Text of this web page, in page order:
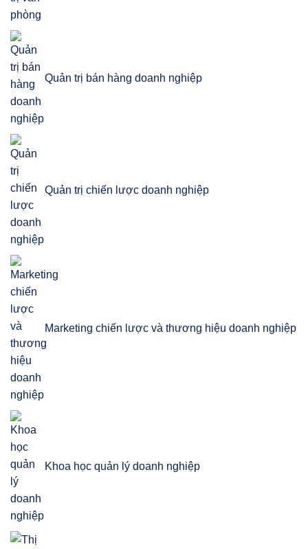
Quản trị bán hàng doanh nghiệp
Quản trị chiến lược doanh nghiệp
Marketing chiến lược và thương hiệu doanh nghiệp
Khoa học quản lý doanh nghiệp